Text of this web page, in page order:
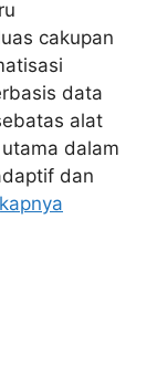
cakupan
data
alat
dalam
dan